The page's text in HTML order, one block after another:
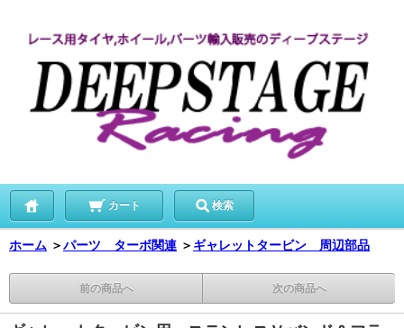
カート 検索
ホーム ＞パーツ ターボ関連 ＞ ギャレットタービン 周辺部品
前の商品へ 次の商品へ